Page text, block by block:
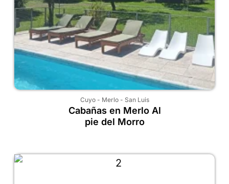
Cuyo- Merlo- San Luis
Cabañas en Merlo Al
pie del Morro